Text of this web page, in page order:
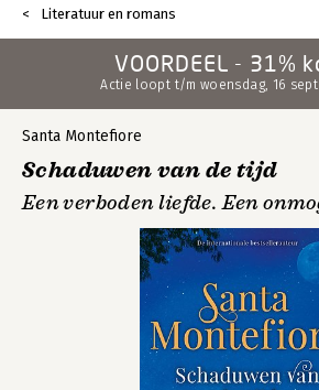
Literatuur en romans
VOORDEEL - 31%
Actie loopt t/m woensdag, 16
Santa Montefiore
Schaduwen van de tijd
Een verboden liefde. Een